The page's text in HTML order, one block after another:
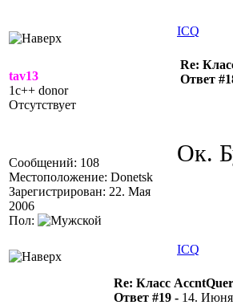
ICQ
tav13
1c++ donor
Отсутствует
Сообщений: 108
Местоположение: Donetsk
Зарегистрирован: 22. Мая
2006
Пол:
Re:
Ответ
Ок.
ICQ
Re: Класс
Ответ #19 - 14. Июня